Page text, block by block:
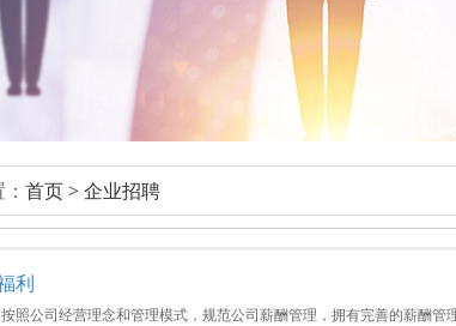
首页>企业招聘
利
照公司经营理念和管理模式，规范公司薪酬管理，拥有完善的薪酬